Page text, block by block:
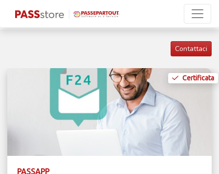
Contattaci
Certificata
PASSAPP